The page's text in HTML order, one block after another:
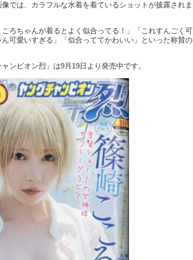
では、カラフルな水着を着ているショットが披露されま
ろちゃんが着るとよく似合ってる！」「これすんごく可
可愛いすぎる」「似合っててかわいい」といった称賛の
ンピオン烈」は9月19日より発売中です。